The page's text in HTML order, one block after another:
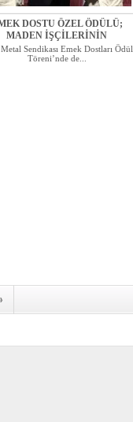
DOSTU ÖZEL ÖDÜLÜ;
MADEN İŞÇİLERİNİN
Sendikası Emek Dostları Ödül
Töreni’nde de...